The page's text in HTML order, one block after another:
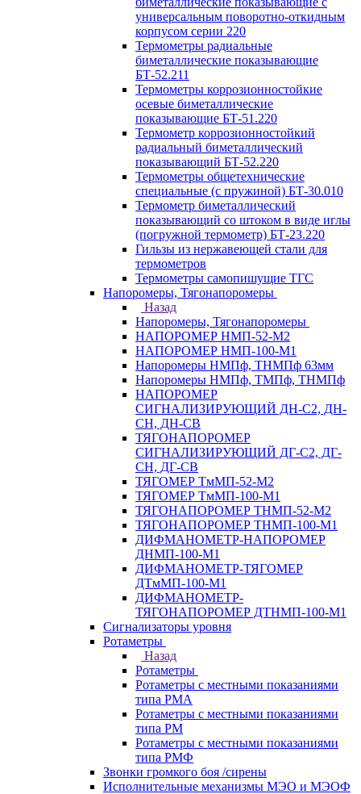
универсальным поворотно-откидным
корпусом серии 220
Термометры радиальные
биметаллические показывающие
БТ-52.211
Термометры коррозионностойкие
осевые биметаллические
показывающие БТ-51.220
Термометр коррозионностойкий
радиальный биметаллический
показывающий БТ-52.220
Термометры общетехнические
специальные (с пружиной) БТ-30.010
Термометр биметаллический
показывающий со штоком в виде иглы
(погружной термометр) БТ-23.220
Гильзы из нержавеющей стали для
термометров
Термометры самопишущие ТГС
Напоромеры, Тягонапоромеры
Назад
Напоромеры, Тягонапоромеры
НАПОРОМЕР НМП-52-М2
НАПОРОМЕР НМП-100-М1
Напоромеры НМПф, ТНМПф 63мм
Напоромеры НМПф, ТМПф, ТНМПф
НАПОРОМЕР
СИГНАЛИЗИРУЮЩИЙ ДН-С2, ДН-
СН, ДН-СВ
ТЯГОНАПОРОМЕР
СИГНАЛИЗИРУЮЩИЙ ДГ-С2, ДГ-
СН, ДГ-СВ
ТЯГОМЕР ТмМП-52-М2
ТЯГОМЕР ТмМП-100-М1
ТЯГОНАПОРОМЕР ТНМП-52-М2
ТЯГОНАПОРОМЕР ТНМП-100-М1
ДИФМАНОМЕТР-НАПОРОМЕР
ДНМП-100-М1
ДИФМАНОМЕТР-ТЯГОМЕР
ДТмМП-100-М1
ДИФМАНОМЕТР-
ТЯГОНАПОРОМЕР ДТНМП-100-М1
Сигнализаторы уровня
Ротаметры
Назад
Ротаметры
Ротаметры с местными показаниями
типа РМА
Ротаметры с местными показаниями
типа РМ
Ротаметры с местными показаниями
типа РМФ
Звонки громкого боя /сирены
Исполнительные механизмы МЭО и МЭОФ